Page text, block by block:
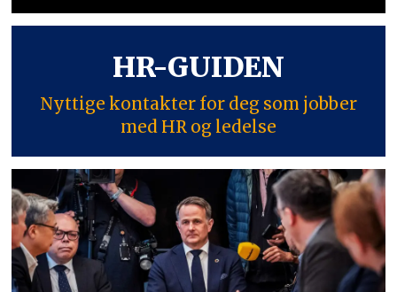
HR-GUIDEN
Nyttige kontakter for deg som jobber
med HR og ledelse